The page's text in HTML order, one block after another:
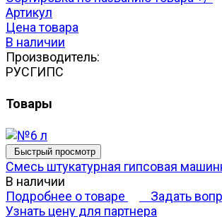
Артикул
Цена товара
В наличии
Производитель:
РУСГИПС
Товары
Быстрый просмотр
Смесь штукатурная гипсовая
В наличии
Подробнее о товаре
Задать
Узнать цену для партнера